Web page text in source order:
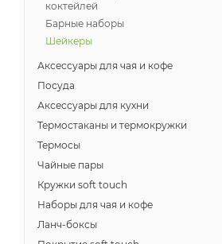
коктейлей
Барные наборы
Шейкеры
Аксессуары для чая и кофе
Посуда
Аксессуары для кухни
Термостаканы и термокружки
Термосы
Чайные пары
Кружки soft touch
Наборы для чая и кофе
Ланч-боксы